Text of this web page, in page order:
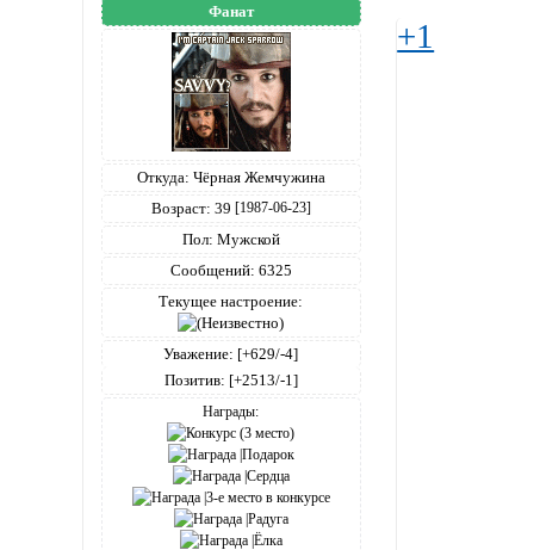
Фанат
Откуда: Чёрная Жемчужина
Возраст: 39 [1987-06-23]
Пол: Мужской
Сообщений: 6325
Текущее настроение:
Уважение: [+629/-4]
Позитив: [+2513/-1]
Награды:
+1